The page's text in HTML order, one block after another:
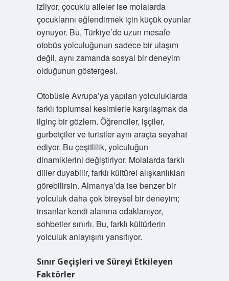
izliyor, çocuklu aileler ise molalarda
çocuklarını eğlendirmek için küçük oyunlar
oynuyor. Bu, Türkiye’de uzun mesafe
otobüs yolculuğunun sadece bir ulaşım
değil, aynı zamanda sosyal bir deneyim
olduğunun göstergesi.
Otobüsle Avrupa’ya yapılan yolculuklarda
farklı toplumsal kesimlerle karşılaşmak da
ilginç bir gözlem. Öğrenciler, işçiler,
gurbetçiler ve turistler aynı araçta seyahat
ediyor. Bu çeşitlilik, yolculuğun
dinamiklerini değiştiriyor. Molalarda farklı
diller duyabilir, farklı kültürel alışkanlıkları
görebilirsin. Almanya’da ise benzer bir
yolculuk daha çok bireysel bir deneyim;
insanlar kendi alanına odaklanıyor,
sohbetler sınırlı. Bu, farklı kültürlerin
yolculuk anlayışını yansıtıyor.
Sınır Geçişleri ve Süreyi Etkileyen
Faktörler